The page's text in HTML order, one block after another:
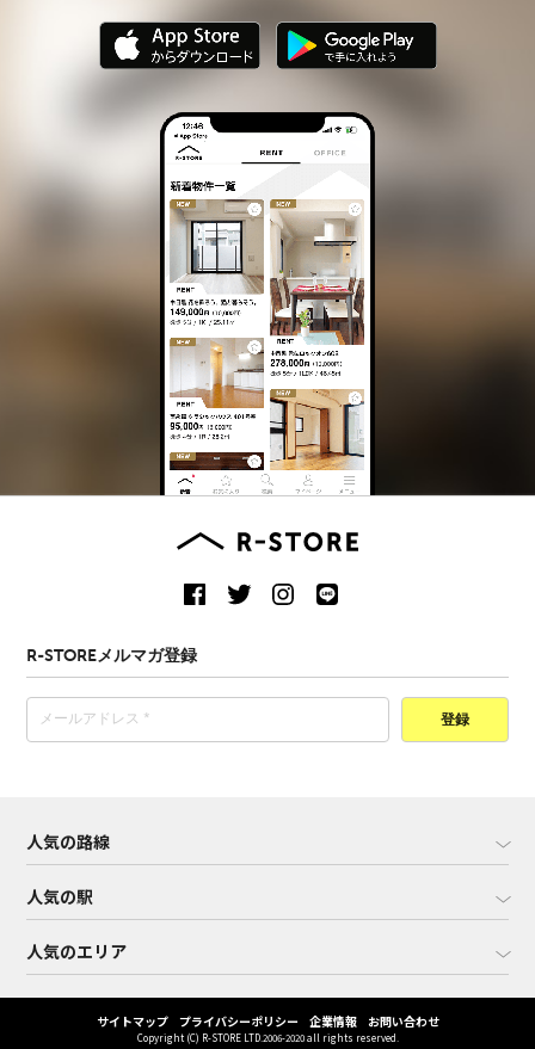
R-STOREメルマガ登録
登録
人気の路線
人気の駅
人気のエリア
サイトマップ プライバシーポリシー 企業情報 お問い合わせ
Copyright (C) R-STORE LTD.2006-2020 all rights reserved.